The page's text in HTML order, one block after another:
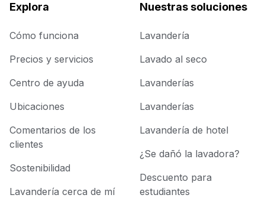
Explora
Cómo funciona
Precios y servicios
Centro de ayuda
Ubicaciones
Comentarios de los
clientes
Sostenibilidad
Lavandería cerca de mí
Nuestras soluciones
Lavandería
Lavado al seco
Lavanderías
Lavanderías
Lavandería de hotel
¿Se dañó la lavadora?
Descuento para
estudiantes